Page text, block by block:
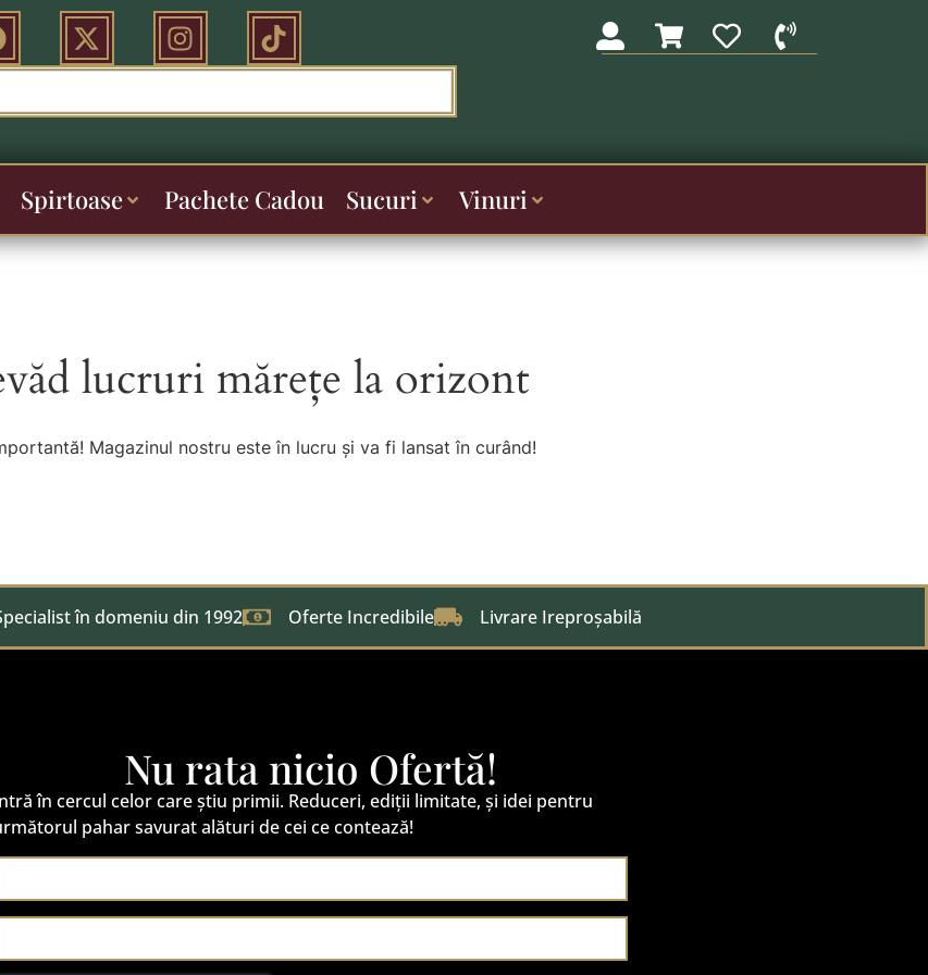
Spirtoase Pachete Cadou Sucuri Vinuri
lucruri mărețe la orizont
Magazinul nostru este în lucru și va fi lansat în curând!
în domeniu din 1992 Oferte Incredibile Livrare Ireproșabilă
Nu rata nicio Ofertă!
în cercul celor care știu primii. Reduceri, ediții limitate, și idei pentru
pahar savurat alături de cei ce contează!